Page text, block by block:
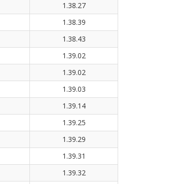
1.38.27
1.38.39
1.38.43
1.39.02
1.39.02
1.39.03
1.39.14
1.39.25
1.39.29
1.39.31
1.39.32